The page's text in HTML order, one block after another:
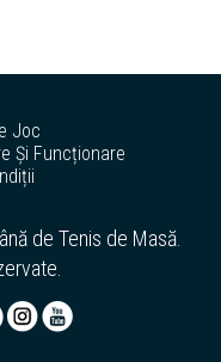
Joc
Și Funcționare
de Tenis de Masă.